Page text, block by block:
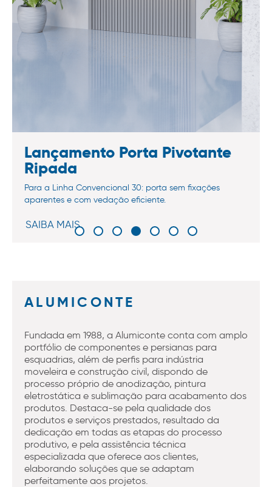
Lançamento Porta Pivotante
Ripada
Para a Linha Convencional 30: porta sem fixações
aparentes e com vedação eficiente.
SAIBA MAIS
ALUMICONTE
Fundada em 1988, a Alumiconte conta com amplo
portfólio de componentes e persianas para
esquadrias, além de perfis para indústria
moveleira e construção civil, dispondo de
processo próprio de anodização, pintura
eletrostática e sublimação para acabamento dos
produtos. Destaca-se pela qualidade dos
produtos e serviços prestados, resultado da
dedicação em todas as etapas do processo
produtivo, e pela assistência técnica
especializada que oferece aos clientes,
elaborando soluções que se adaptam
perfeitamente aos projetos.